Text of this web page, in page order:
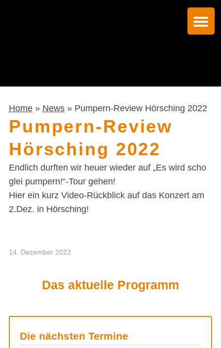
Home» News» Pumpern-Review Hörsching 2022
Pumpern-Review
Hörsching 2022
Endlich durften wir heuer wieder auf „Es wird scho
glei pumpern!“-Tour gehen!
Hier ein kurz Video-Rückblick auf das Konzert am
2.Dez. in Hörsching!
14. Dezember 2022
Das aktuelle Programm
Die nächsten Termine